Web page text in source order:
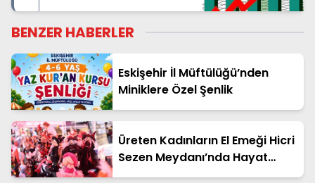
BENZER HABERLER
Eskişehir İl Müftülüğü’nden
Miniklere Özel Şenlik
Üreten Kadınların El Emeği Hicri
Sezen Meydanı’nda Hayat
Bulacak